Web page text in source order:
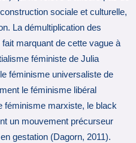
sociale et culturelle,
La démultiplication des
marquant de cette vague à
féministe de Julia
féminisme universaliste de
le féminisme libéral
féminisme marxiste, le black
un mouvement précurseur
gestation (Dagorn, 2011).